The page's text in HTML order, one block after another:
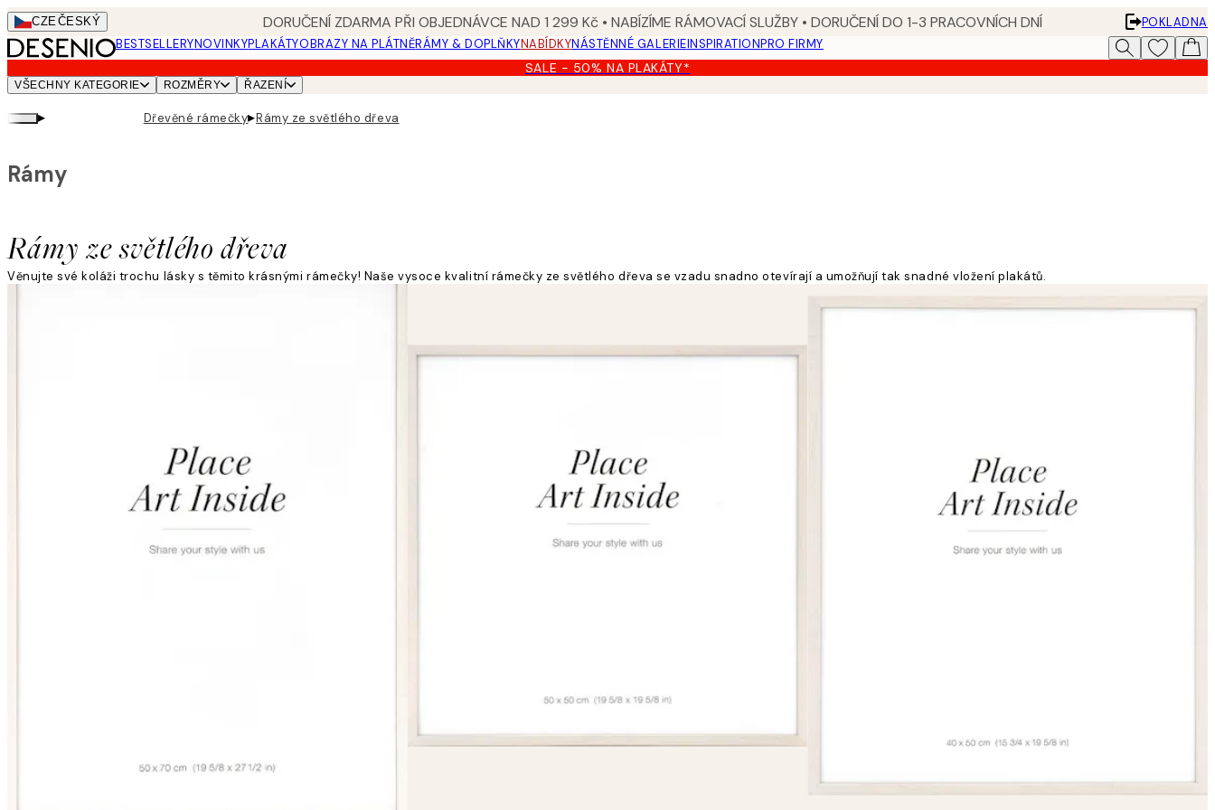
Skip
to
main
content.
CZEČESKÝ DORUČENÍ ZDARMA PŘI OBJEDNÁVCE NAD 1 299 Kč • NABÍZÍME RÁMOVACÍ SLUŽBY • DORUČENÍ DO 1-3 PRACOVNÍCH DNÍ
POKLADNA
BESTSELLERYNOVINKYPLAKÁTYOBRAZY NA PLÁTNĚRÁMY & DOPLŇKYNABÍDKYNÁSTĚNNÉ GALERIEINSPIRATIONPRO FIRMY
SALE - 50% NA PLAKÁTY*
VŠECHNY KATEGORIE ROZMĚRY ŘAZENÍ
▸ Dřevěné rámečky▸Rámy ze světlého dřeva
Rámy ze světlého dřeva
Rámy
Věnujte své koláži trochu lásky s těmito krásnými rámečky! Naše vysoce kvalitní rámečky ze světlého dřeva se vzadu snadno otevírají a umožňují tak snadné vložení plakátů.